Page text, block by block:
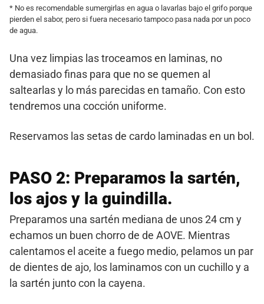
* No es recomendable sumergirlas en agua o lavarlas bajo el grifo porque
pierden el sabor, pero si fuera necesario tampoco pasa nada por un poco
de agua.
Una vez limpias las troceamos en laminas, no
demasiado finas para que no se quemen al
saltearlas y lo más parecidas en tamaño. Con esto
tendremos una cocción uniforme.
Reservamos las setas de cardo laminadas en un bol.
PASO 2: Preparamos la sartén,
los ajos y la guindilla.
Preparamos una sartén mediana de unos 24 cm y
echamos un buen chorro de de AOVE. Mientras
calentamos el aceite a fuego medio, pelamos un par
de dientes de ajo, los laminamos con un cuchillo y a
la sartén junto con la cayena.